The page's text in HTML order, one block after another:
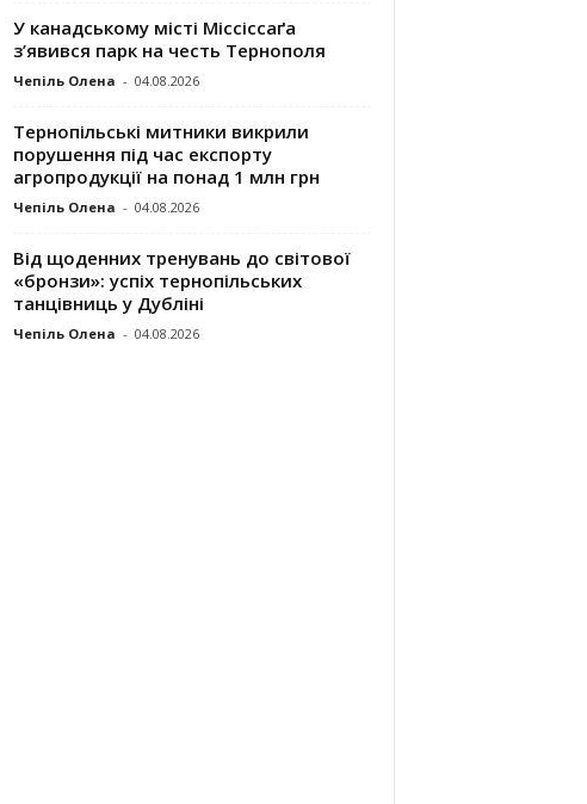
У канадському місті Міссіссаґа
з’явився парк на честь Тернополя
Чепіль Олена - 04.08.2026
Тернопільські митники викрили
порушення під час експорту
агропродукції на понад 1 млн грн
Чепіль Олена - 04.08.2026
Від щоденних тренувань до світової
«бронзи»: успіх тернопільських
танцівниць у Дубліні
Чепіль Олена - 04.08.2026